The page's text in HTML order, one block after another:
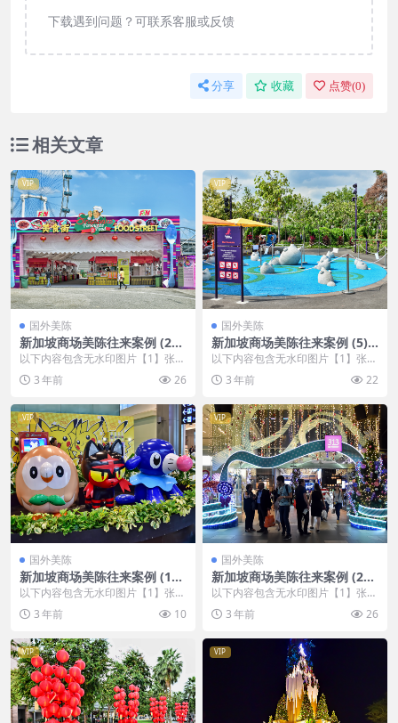
下载遇到问题？可联系客服或反馈
分享 收藏 点赞(0)
相关文章
VIP
国外美陈
新加坡商场美陈往来案例 (261
1)榆林市美陈联盟
以下内容包含无水印图片【1】张
，开通会员无障碍浏览 开通VIP会
员 3 年前 26
VIP
国外美陈
新加坡商场美陈往来案例 (5)
扬州市美陈设计图片大全
以下内容包含无水印图片【1】张
，开通会员无障碍浏览 开通VIP会
员 3 年前 22
VIP
国外美陈
新加坡商场美陈往来案例 (113
4)郴州市美陈PPT
以下内容包含无水印图片【1】张
，开通会员无障碍浏览 开通VIP会
员 3 年前 10
VIP
国外美陈
新加坡商场美陈往来案例 (28
4)威海市美陈方案
以下内容包含无水印图片【1】张
，开通会员无障碍浏览 开通VIP会
员 3 年前 26
VIP VIP